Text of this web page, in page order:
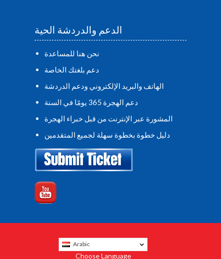
الدعم والدردشة الحية
نحن هنا للمساعدة
دعم بلغتك الخاصة
الهاتف والبريد الإلكتروني ودعم الدردشة
دعم الهجرة 365 يومًا في السنة
المشورة عبر الإنترنت من قبل خبراء الهجرة
دليل خطوة بخطوة سهلة لجميع المتقدمين
Arabic
Choose Language